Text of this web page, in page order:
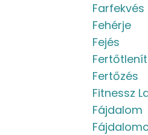
Farfekvés
Fehérje
Fejés
Fertőzés
Fitnessz
Fájdalom